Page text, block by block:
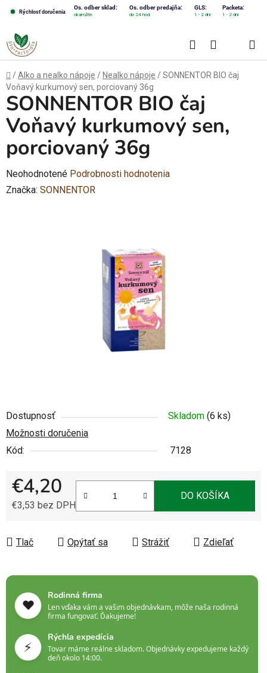
obsah
Rýchlosť doručenia
Os. odber sklad: Os. odber predajňa: GLS: Packeta:
okamžite do 24 hod. 1 - 2 dni 1 - 2 dni
Hľadať
KOŠÍK
Domov
/Alko a nealko nápoje / Nealko nápoje /SONNENTOR BIO čaj
Voňavý kurkumový sen, porciovaný 36g
Dostupnosť Skladom (6 ks)
Možnosti doručenia
Kód:
7128
€4,20
€3,53 bez DPH
DO KOŠÍKA
Tlač Opýtať sa Strážiť Zdieľať
SONNENTOR BIO čaj
Voňavý kurkumový sen,
porciovaný 36g
Priemerné
hodnotenie
Neohodnotené Podrobnosti hodnotenia
Značka: SONNENTOR
❤️
Rodinná firma
Len vďaka vám a vašim objednávkam, môže naša rodinná
firma fungovať. Ďakujeme!
⚡
Rýchla expedícia
Tovar máme reálne skladom. Objednávky expedujeme každý
deň okolo 14:00.